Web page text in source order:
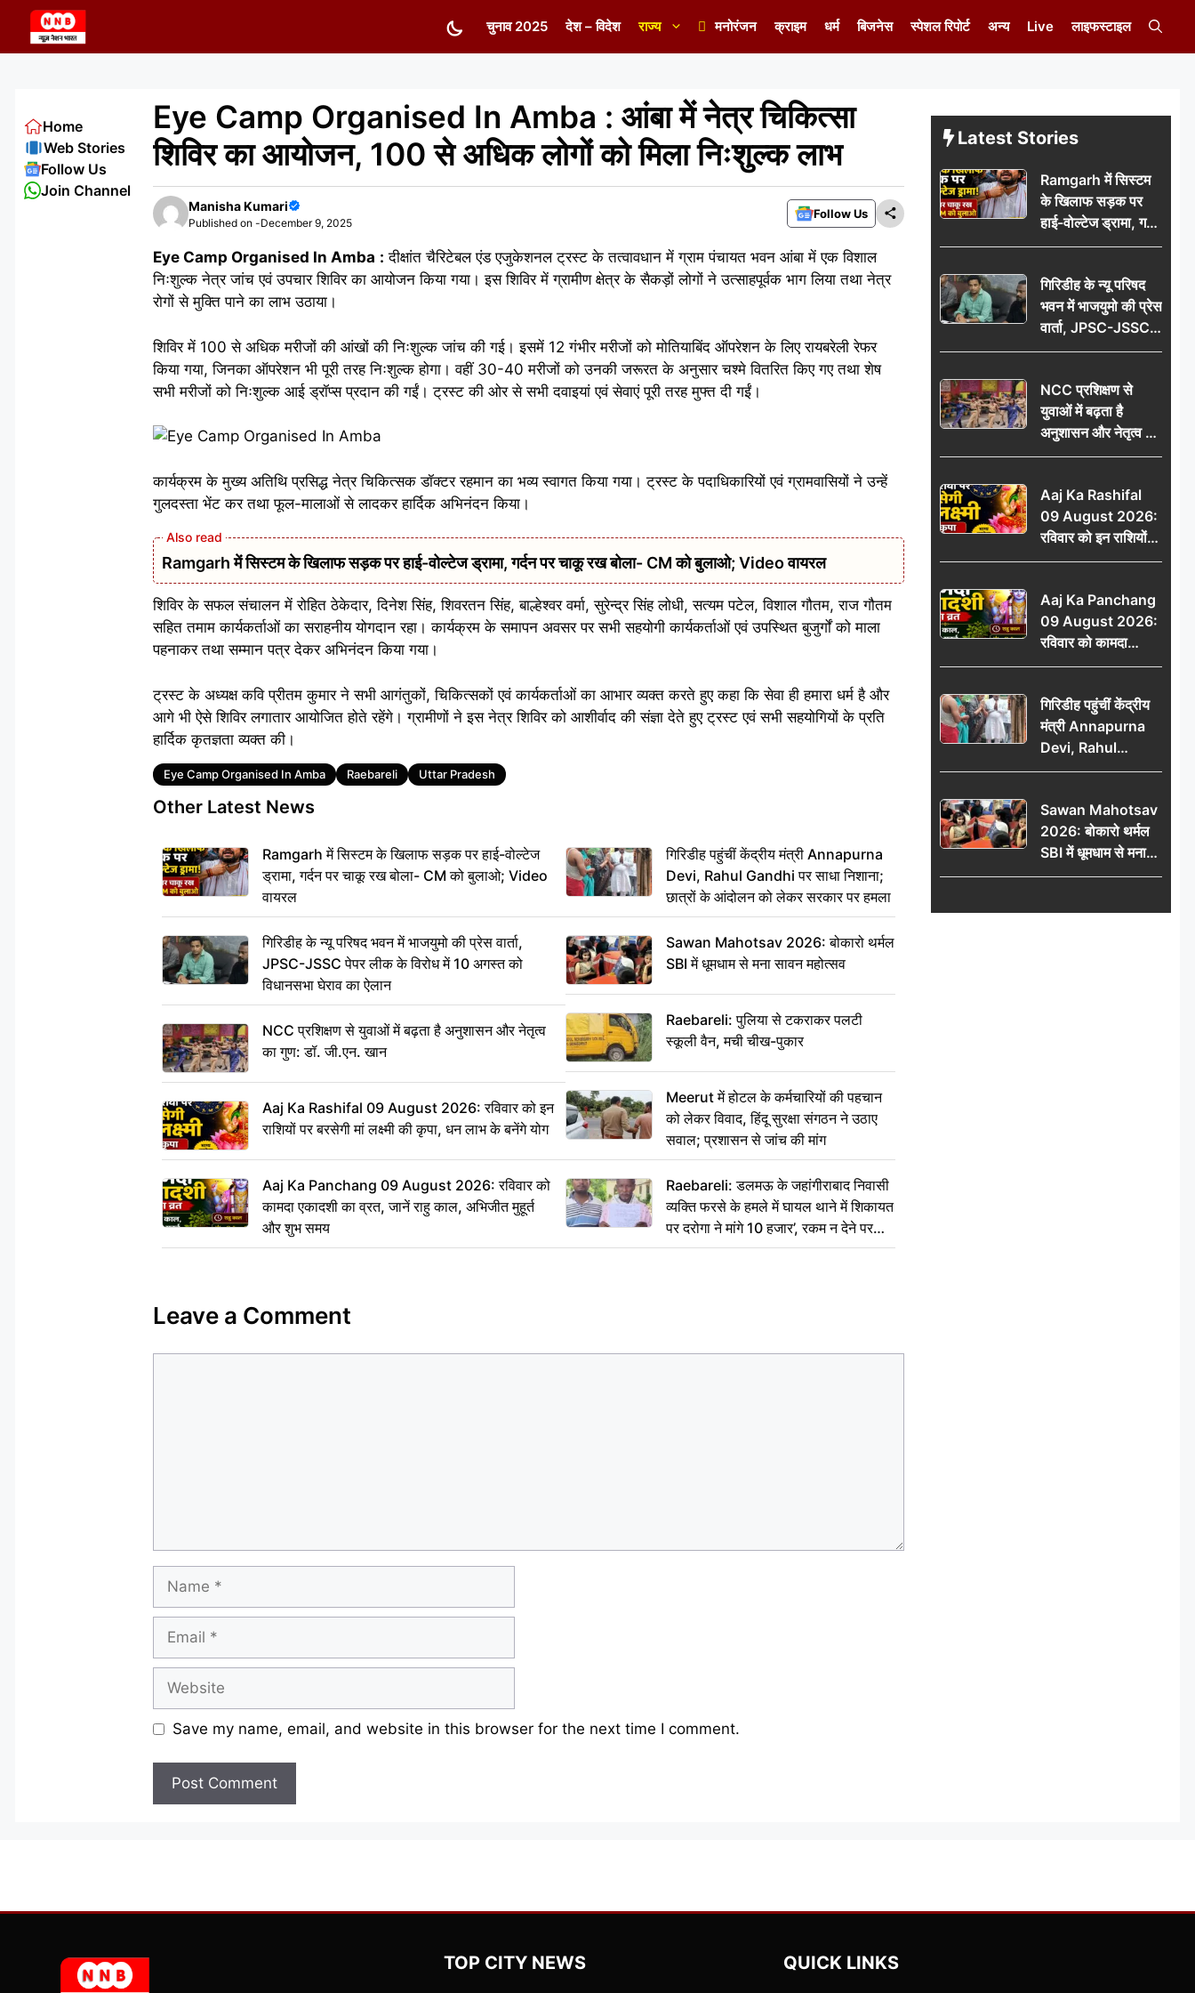
content
चुनाव 2025 देश – विदेश राज्य मनोरंजन क्राइम धर्म बिजनेस स्पेशल रिपोर्ट अन्य Live लाइफस्टाइल
Eye Camp Organised In Amba : आंबा में नेत्र चिकित्सा
शिविर का आयोजन, 100 से अधिक लोगों को मिला निःशुल्क लाभ
Manisha Kumari
Published on -December 9, 2025
Follow Us
Eye Camp Organised In Amba : दीक्षांत चैरिटेबल एंड एजुकेशनल ट्रस्ट के तत्वावधान में ग्राम पंचायत भवन आंबा में एक विशाल
निःशुल्क नेत्र जांच एवं उपचार शिविर का आयोजन किया गया। इस शिविर में ग्रामीण क्षेत्र के सैकड़ों लोगों ने उत्साहपूर्वक भाग लिया तथा नेत्र
रोगों से मुक्ति पाने का लाभ उठाया।
शिविर में 100 से अधिक मरीजों की आंखों की निःशुल्क जांच की गई। इसमें 12 गंभीर मरीजों को मोतियाबिंद ऑपरेशन के लिए रायबरेली रेफर
किया गया, जिनका ऑपरेशन भी पूरी तरह निःशुल्क होगा। वहीं 30-40 मरीजों को उनकी जरूरत के अनुसार चश्मे वितरित किए गए तथा शेष
सभी मरीजों को निःशुल्क आई ड्रॉप्स प्रदान की गईं। ट्रस्ट की ओर से सभी दवाइयां एवं सेवाएं पूरी तरह मुफ्त दी गईं।
कार्यक्रम के मुख्य अतिथि प्रसिद्ध नेत्र चिकित्सक डॉक्टर रहमान का भव्य स्वागत किया गया। ट्रस्ट के पदाधिकारियों एवं ग्रामवासियों ने उन्हें
गुलदस्ता भेंट कर तथा फूल-मालाओं से लादकर हार्दिक अभिनंदन किया।
Ramgarh में सिस्टम के खिलाफ सड़क पर हाई-वोल्टेज ड्रामा, गर्दन पर चाकू रख बोला- CM को बुलाओ; Video वायरल
शिविर के सफल संचालन में रोहित ठेकेदार, दिनेश सिंह, शिवरतन सिंह, बाल्हेश्वर वर्मा, सुरेन्द्र सिंह लोधी, सत्यम पटेल, विशाल गौतम, राज गौतम
सहित तमाम कार्यकर्ताओं का सराहनीय योगदान रहा। कार्यक्रम के समापन अवसर पर सभी सहयोगी कार्यकर्ताओं एवं उपस्थित बुजुर्गों को माला
पहनाकर तथा सम्मान पत्र देकर अभिनंदन किया गया।
ट्रस्ट के अध्यक्ष कवि प्रीतम कुमार ने सभी आगंतुकों, चिकित्सकों एवं कार्यकर्ताओं का आभार व्यक्त करते हुए कहा कि सेवा ही हमारा धर्म है और
आगे भी ऐसे शिविर लगातार आयोजित होते रहेंगे। ग्रामीणों ने इस नेत्र शिविर को आशीर्वाद की संज्ञा देते हुए ट्रस्ट एवं सभी सहयोगियों के प्रति
हार्दिक कृतज्ञता व्यक्त की।
Tags
Eye Camp Organised In Amba Raebareli Uttar Pradesh
Other Latest News
Ramgarh में सिस्टम के खिलाफ सड़क पर हाई-वोल्टेज
ड्रामा, गर्दन पर चाकू रख बोला- CM को बुलाओ; Video
वायरल
गिरिडीह के न्यू परिषद भवन में भाजयुमो की प्रेस वार्ता,
JPSC-JSSC पेपर लीक के विरोध में 10 अगस्त को
विधानसभा घेराव का ऐलान
NCC प्रशिक्षण से युवाओं में बढ़ता है अनुशासन और नेतृत्व
का गुण: डॉ. जी.एन. खान
Aaj Ka Rashifal 09 August 2026: रविवार को इन
राशियों पर बरसेगी मां लक्ष्मी की कृपा, धन लाभ के बनेंगे योग
Aaj Ka Panchang 09 August 2026: रविवार को
कामदा एकादशी का व्रत, जानें राहु काल, अभिजीत मुहूर्त
और शुभ समय
गिरिडीह पहुंचीं केंद्रीय मंत्री Annapurna
Devi, Rahul Gandhi पर साधा निशाना;
छात्रों के आंदोलन को लेकर सरकार पर हमला
Sawan Mahotsav 2026: बोकारो थर्मल
SBI में धूमधाम से मना सावन महोत्सव
Raebareli: पुलिया से टकराकर पलटी
स्कूली वैन, मची चीख-पुकार
Meerut में होटल के कर्मचारियों की पहचान
को लेकर विवाद, हिंदू सुरक्षा संगठन ने उठाए
सवाल; प्रशासन से जांच की मांग
Raebareli: डलमऊ के जहांगीराबाद निवासी
व्यक्ति फरसे के हमले में घायल थाने में शिकायत
पर दरोगा ने मांगे 10 हजार’, रकम न देने पर
कार्रवाई ठंडी!
Leave a Comment
Save my name, email, and website in this browser for the next time I comment.
Home
Web Stories
Follow Us
Join Channel
Latest Stories
Ramgarh में सिस्टम
के खिलाफ सड़क पर
हाई-वोल्टेज ड्रामा, गर्दन
पर चाकू रख बोला- CM
वायरल
गिरिडीह के न्यू परिषद
भवन में भाजयुमो की प्रेस
वार्ता, JPSC-JSSC
पेपर लीक के विरोध में
विधानसभा घेराव का
ऐलान
NCC प्रशिक्षण से
युवाओं में बढ़ता है
अनुशासन और नेतृत्व का
गुण: डॉ. जी.एन. खान
Aaj Ka Rashifal
09 August 2026:
रविवार को इन राशियों
पर बरसेगी मां लक्ष्मी की
योग
Aaj Ka Panchang
09 August 2026:
रविवार को कामदा
एकादशी का व्रत, जानें
और शुभ समय
गिरिडीह पहुंचीं केंद्रीय
मंत्री Annapurna
Devi, Rahul
Gandhi पर साधा
आंदोलन को लेकर
सरकार पर हमला
Sawan Mahotsav
2026: बोकारो थर्मल
SBI में धूमधाम से मना
सावन महोत्सव
TOP CITY NEWS QUICK LINKS